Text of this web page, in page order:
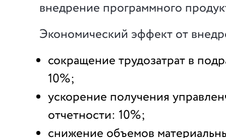
внедрение программного
Экономический эффект от
сокращение трудозатрат в
10%;
ускорение получения
отчетности: 10%;
снижение объемов